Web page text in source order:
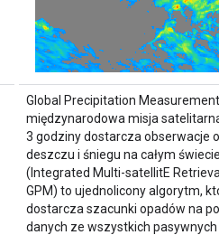
Global Precipitation
międzynarodowa misja
3 godziny dostarcza obserwacje
deszczu i śniegu na całym
(Integrated Multi-satellitE
GPM) to ujednolicony algorytm,
dostarcza szacunki opadów na
danych ze wszystkich pasywnych